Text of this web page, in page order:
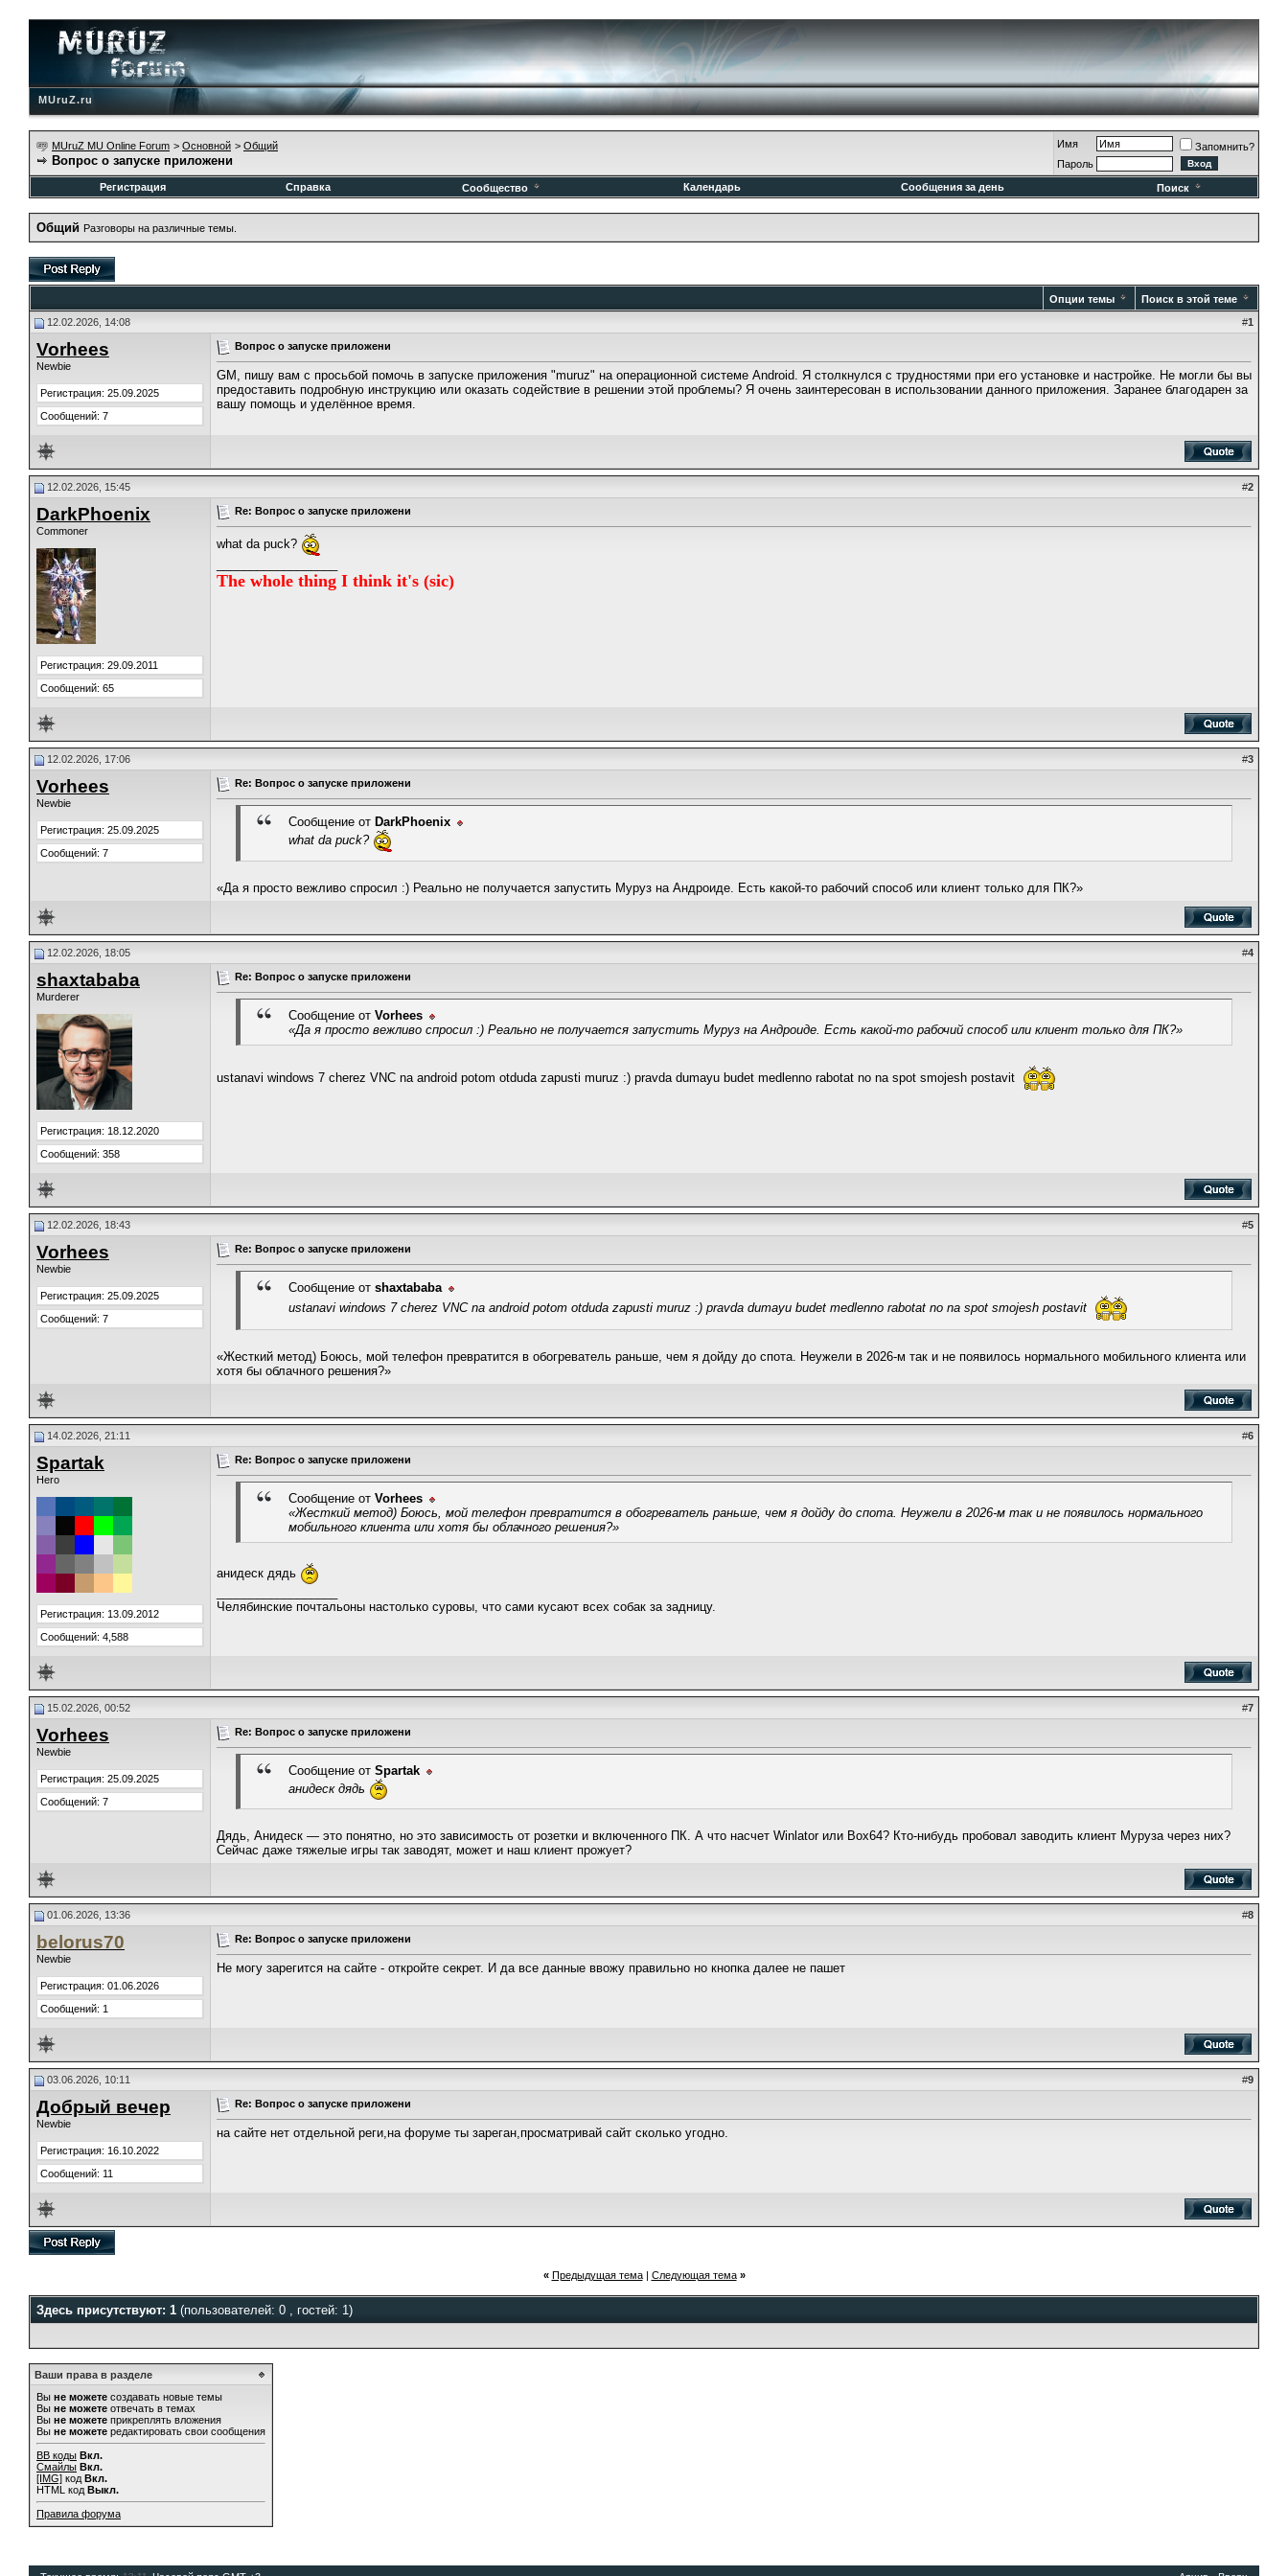
MUruZ.ru
MUruZ MU Online Forum > Основной > Общий
Вопрос о запуске приложени
Имя
Запомнить?
Пароль
Регистрация
Справка Сообщество Календарь Сообщения за день Поиск
Общий Разговоры на различные темы.
Опции темы
Поиск в этой теме
12.02.2026, 14:08
#1
Vorhees
Newbie
Регистрация: 25.09.2025
Сообщений: 7
Вопрос о запуске приложени
GM, пишу вам с просьбой помочь в запуске приложения "muruz" на операционной системе Android. Я столкнулся с трудностями при его установке и настройке. Не могли бы вы
предоставить подробную инструкцию или оказать содействие в решении этой проблемы? Я очень заинтересован в использовании данного приложения. Заранее благодарен за
вашу помощь и уделённое время.
12.02.2026, 15:45 #2
DarkPhoenix
Commoner
Регистрация: 29.09.2011
Сообщений: 65
Re: Вопрос о запуске приложени
what da puck?
The whole thing I think it's (sic)
12.02.2026, 17:06 #3
Vorhees
Newbie
Регистрация: 25.09.2025
Сообщений: 7
Re: Вопрос о запуске приложени
Сообщение от DarkPhoenix
what da puck?
​«Да я просто вежливо спросил :) Реально не получается запустить Муруз на Андроиде. Есть какой-то рабочий способ или клиент только для ПК?»
12.02.2026, 18:05 #4
shaxtababa
Murderer
Регистрация: 18.12.2020
Сообщений: 358
Re: Вопрос о запуске приложени
Сообщение от Vorhees
​«Да я просто вежливо спросил :) Реально не получается запустить Муруз на Андроиде. Есть какой-то рабочий способ или клиент только для ПК?»
ustanavi windows 7 cherez VNC na android potom otduda zapusti muruz :) pravda dumayu budet medlenno rabotat no na spot smojesh postavit
12.02.2026, 18:43 #5
Vorhees
Newbie
Регистрация: 25.09.2025
Сообщений: 7
Re: Вопрос о запуске приложени
Сообщение от shaxtababa
ustanavi windows 7 cherez VNC na android potom otduda zapusti muruz :) pravda dumayu budet medlenno rabotat no na spot smojesh postavit
​«Жесткий метод) Боюсь, мой телефон превратится в обогреватель раньше, чем я дойду до спота. Неужели в 2026-м так и не появилось нормального мобильного клиента или
хотя бы облачного решения?»
14.02.2026, 21:11 #6
Spartak
Hero
Регистрация: 13.09.2012
Сообщений: 4,588
Re: Вопрос о запуске приложени
Сообщение от Vorhees
​«Жесткий метод) Боюсь, мой телефон превратится в обогреватель раньше, чем я дойду до спота. Неужели в 2026-м так и не появилось нормального
мобильного клиента или хотя бы облачного решения?»
анидеск дядь
Челябинские почтальоны настолько суровы, что сами кусают всех собак за задницу.
15.02.2026, 00:52 #7
Vorhees
Newbie
Регистрация: 25.09.2025
Сообщений: 7
Re: Вопрос о запуске приложени
Сообщение от Spartak
анидеск дядь
​Дядь, Анидеск — это понятно, но это зависимость от розетки и включенного ПК. А что насчет Winlator или Box64? Кто-нибудь пробовал заводить клиент Муруза через них?
Сейчас даже тяжелые игры так заводят, может и наш клиент прожует?
01.06.2026, 13:36 #8
belorus70
Newbie
Регистрация: 01.06.2026
Сообщений: 1
Re: Вопрос о запуске приложени
Не могу зарегится на сайте - откройте секрет. И да все данные ввожу правильно но кнопка далее не пашет
03.06.2026, 10:11 #9
Добрый вечер
Newbie
Регистрация: 16.10.2022
Сообщений: 11
Re: Вопрос о запуске приложени
на сайте нет отдельной реги,на форуме ты зареган,просматривай сайт сколько угодно.
« Предыдущая тема| Следующая тема »
Здесь присутствуют: 1 (пользователей: 0 , гостей: 1)
Ваши права в разделе
Вы не можете создавать новые темы
Вы не можете отвечать в темах
Вы не можете прикреплять вложения
Вы не можете редактировать свои сообщения
BB коды Вкл.
Смайлы Вкл.
[IMG] код Вкл.
HTML код Выкл.
Правила форума